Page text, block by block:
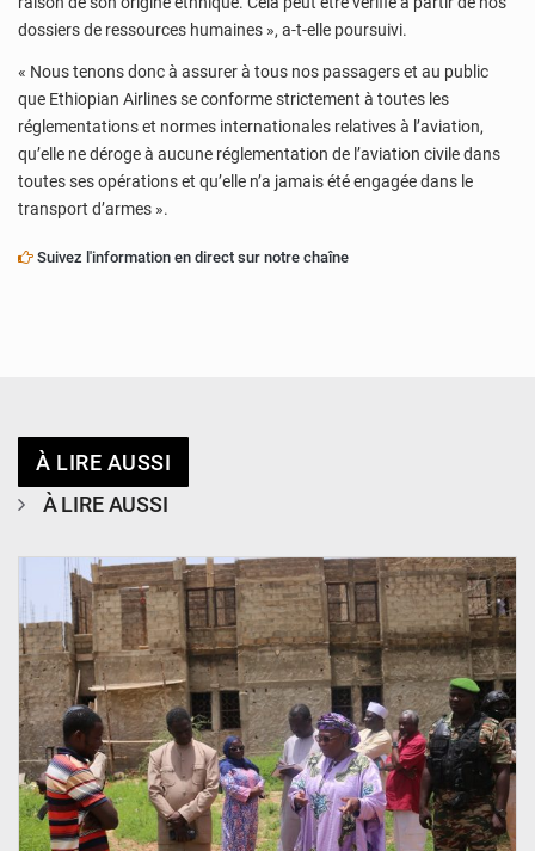
dossiers de ressources humaines », a-t-elle poursuivi.
« Nous tenons donc à assurer à tous nos passagers et au public
que Ethiopian Airlines se conforme strictement à toutes les
réglementations et normes internationales relatives à l’aviation,
qu’elle ne déroge à aucune réglementation de l’aviation civile dans
toutes ses opérations et qu’elle n’a jamais été engagée dans le
transport d’armes ».
Suivez l'information en direct sur notre chaîne
À LIRE AUSSI
À LIRE AUSSI